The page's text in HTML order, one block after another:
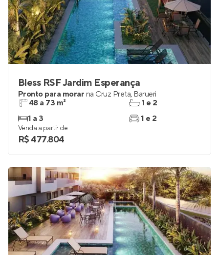
Bless RSF Jardim Esperança
Pronto para morar na Cruz Preta, Barueri
48 a 73 m²
1 a 3
1 e 2
1 e 2
Venda a partir de
R$ 477.804